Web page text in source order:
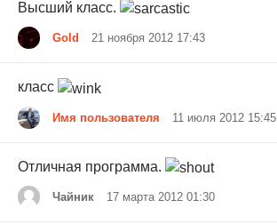
Высший класс.
Gold 21 ноября 2012 17:43
класс
Имя пользователя 11 июля 2012 15:45
Отличная программа.
Чайник 17 марта 2012 01:30